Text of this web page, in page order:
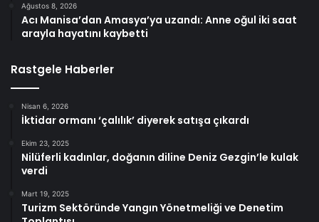
Ağustos 8, 2026
Acı Manisa’dan Amasya’ya uzandı: Anne oğul iki saat
arayla hayatını kaybetti
Rastgele Haberler
Nisan 6, 2026
İktidar ormanı ‘çalılık’ diyerek satışa çıkardı
Ekim 23, 2025
Nilüferli kadınlar, doğanın diline Deniz Gezgin’le kulak
verdi
Mart 19, 2025
Turizm Sektöründe Yangın Yönetmeliği ve Denetim